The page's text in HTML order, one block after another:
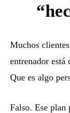
Muchos
entrenador está
Que es algo
Falso. Ese plan